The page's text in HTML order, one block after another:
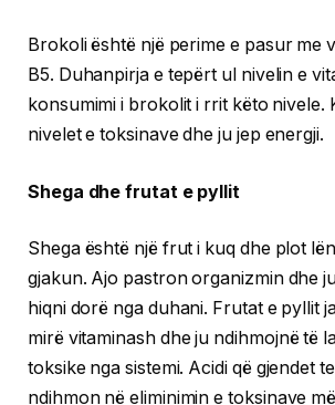
Brokoli është një perime e pasur me
B5. Duhanpirja e tepërt ul nivelin e
konsumimi i brokolit i rrit këto nivele.
nivelet e toksinave dhe ju jep energji.
Shega dhe frutat e pyllit
Shega është një frut i kuq dhe plot
gjakun. Ajo pastron organizmin dhe
hiqni dorë nga duhani. Frutat e pyllit
mirë vitaminash dhe ju ndihmojnë të
toksike nga sistemi. Acidi që gjendet
ndihmon në eliminimin e toksinave